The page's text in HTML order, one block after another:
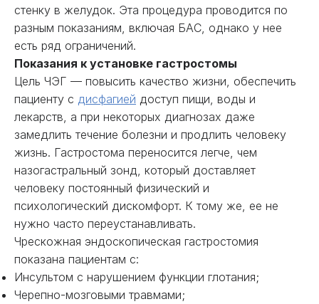
стенку в желудок. Эта процедура проводится по
разным показаниям, включая БАС, однако у нее
есть ряд ограничений.
Показания к установке гастростомы
Цель ЧЭГ — повысить качество жизни, обеспечить
пациенту с дисфагией доступ пищи, воды и
лекарств, а при некоторых диагнозах даже
замедлить течение болезни и продлить человеку
жизнь. Гастростома переносится легче, чем
назогастральный зонд, который доставляет
человеку постоянный физический и
психологический дискомфорт. К тому же, ее не
нужно часто переустанавливать.
Чрескожная эндоскопическая гастростомия
показана пациентам с:
Инсультом с нарушением функции глотания;
Черепно-мозговыми травмами;